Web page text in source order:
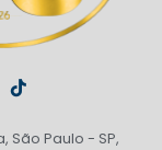
São Paulo - SP,